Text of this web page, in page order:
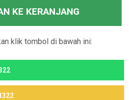
KE KERANJANG
klik tombol di bawah ini: